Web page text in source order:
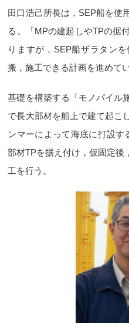
田口浩己所長は，SEP船を使
る。「MPの建起しやTPの据
りますが，SEP船ザラタン
搬，施工できる計画を進めて
基礎を構築する「モノパイル
で長大部材を船上で建て起こ
ンマーによって海底に打設
部材TPを据え付け，仮固定後
工を行う。